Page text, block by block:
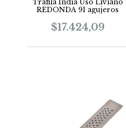
Trafila India Uso Liviano
REDONDA 91 agujeros
$17.424,09